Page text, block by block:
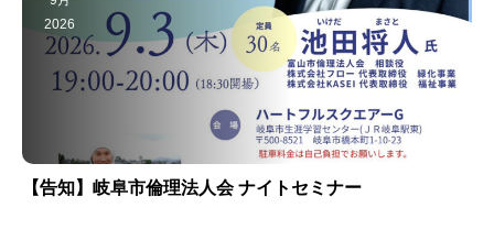
2026
【告知】岐阜市倫理法人会 ナイトセミナー